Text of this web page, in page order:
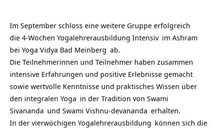
Im September schloss eine weitere Gruppe erfolgreich
die 4-Wochen Yogalehrerausbildung Intensiv im Ashram
bei Yoga Vidya Bad Meinberg ab.
Die Teilnehmerinnen und Teilnehmer haben zusammen
intensive Erfahrungen und positive Erlebnisse gemacht
sowie wertvolle Kenntnisse und praktisches Wissen über
den integralen Yoga in der Tradition von Swami
Sivananda und Swami Vishnu-devananda erhalten.
In der vierwöchigen Yogalehrerausbildung können sich die